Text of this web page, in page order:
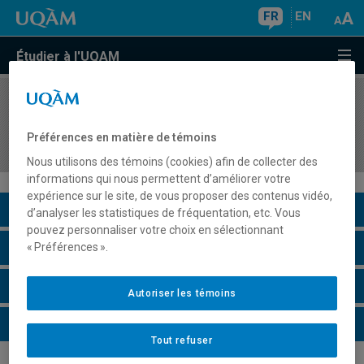
FR EN
Étudier à l'UQAM
COURS//
problématiques actuelles en art
Description du cours
Horaire - Été 2026
Horaire - Automne 2026
Horaire - Hiver 2027
Préférences en matière de témoins
Nous utilisons des témoins (cookies) afin de collecter des
informations qui nous permettent d’améliorer votre
expérience sur le site, de vous proposer des contenus vidéo,
d’analyser les statistiques de fréquentation, etc. Vous
pouvez personnaliser votre choix en sélectionnant
« Préférences ».
Tout refuser
Autoriser les témoins